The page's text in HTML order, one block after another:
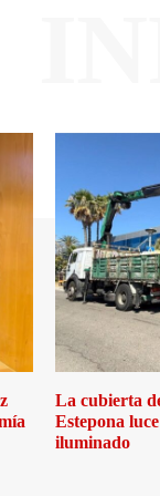
La cubierta
Estepona
iluminado